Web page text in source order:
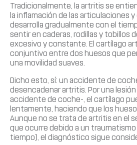
Tradicionalmente, la artritis se
la inflamación de las articulaciones
desarrolla gradualmente con el
sentir en caderas, rodillas y tobillos
excesivo y constante. El cartílago
conjuntivo entre dos huesos que
una movilidad suaves.
Dicho esto, sí: un accidente de
desencadenar artritis. Por una
accidente de coche-, el cartílago
lentamente, haciendo que los
Aunque no se trata de artritis en el
que ocurre debido a un traumatismo
tiempo), el diagnóstico sigue